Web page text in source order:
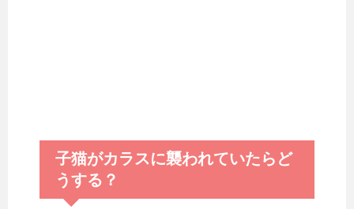
子猫がカラスに襲われていたらど
うする？